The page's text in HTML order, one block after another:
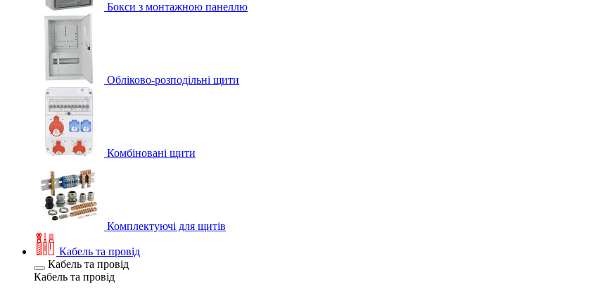
Бокси з монтажною панеллю
Обліково-розподільні щити
Комбіновані щити
Комплектуючі для щитів
Кабель та провід
Кабель та провід
Кабель та провід